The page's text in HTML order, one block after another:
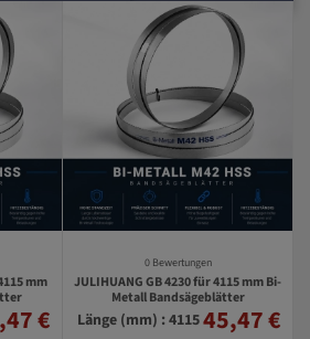
mm
€
0 Bewertungen
JULIHUANG GB 4230 für 4115 mm Bi-
Metall Bandsägeblätter
Länge (mm) : 411545,47 €